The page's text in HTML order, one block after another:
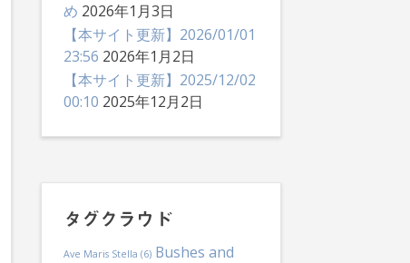
め 2026年1月3日
【本サイト更新】2026/01/01
23:56 2026年1月2日
【本サイト更新】2025/12/02
00:10 2025年12月2日
タグクラウド
Ave Maris Stella (6) Bushes and